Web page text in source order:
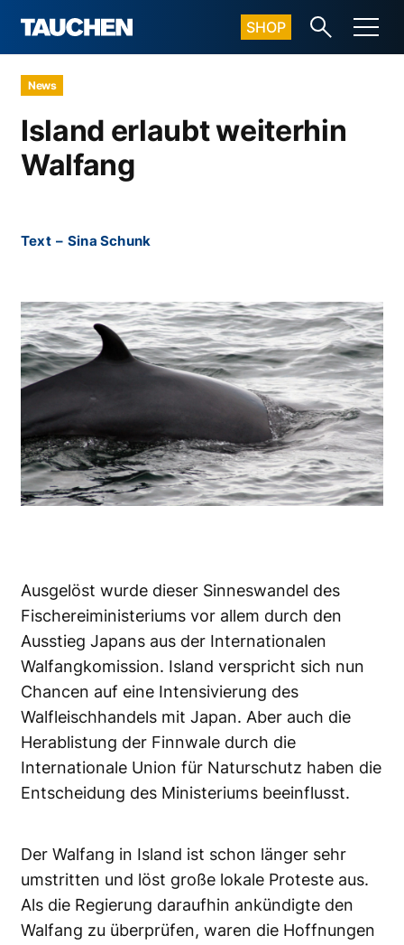
SHOP
News
Island erlaubt weiterhin
Walfang
Text – Sina Schunk
Ausgelöst wurde dieser Sinneswandel des
Fischereiministeriums vor allem durch den
Ausstieg Japans aus der Internationalen
Walfangkomission. Island verspricht sich nun
Chancen auf eine Intensivierung des
Walfleischhandels mit Japan. Aber auch die
Herablistung der Finnwale durch die
Internationale Union für Naturschutz haben die
Entscheidung des Ministeriums beeinflusst.
Der Walfang in Island ist schon länger sehr
umstritten und löst große lokale Proteste aus.
Als die Regierung daraufhin ankündigte den
Walfang zu überprüfen, waren die Hoffnungen